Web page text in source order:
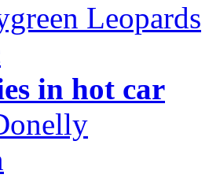
Leopards
in hot car